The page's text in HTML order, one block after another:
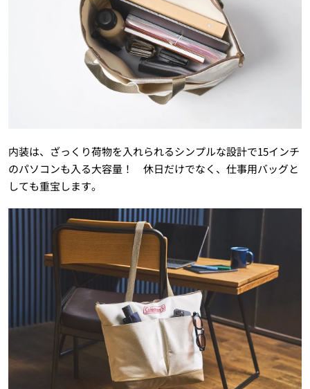
内装は、ざっくり荷物を入れられるシンプルな設計で15インチ
のパソコンも入る大容量！ 休日だけでなく、仕事用バッグと
しても重宝します。